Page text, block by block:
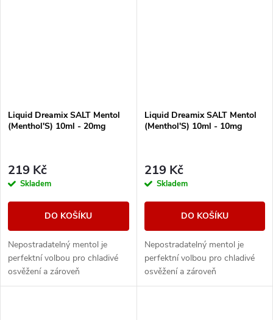
Liquid Dreamix SALT Mentol
(Menthol'S) 10ml - 20mg
219 Kč
Skladem
DO KOŠÍKU
Nepostradatelný mentol je
perfektní volbou pro chladivé
osvěžení a zároveň
neocenitelným pomocníkem při
Liquid Dreamix SALT Mentol
(Menthol'S) 10ml - 10mg
219 Kč
Skladem
DO KOŠÍKU
Nepostradatelný mentol je
perfektní volbou pro chladivé
osvěžení a zároveň
neocenitelným pomocníkem při